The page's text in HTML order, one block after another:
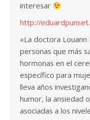
interesar
http://
«La doctora Louann
personas que más
hormonas en el
específico para
lleva años
humor, la ansiedad
asociadas a los